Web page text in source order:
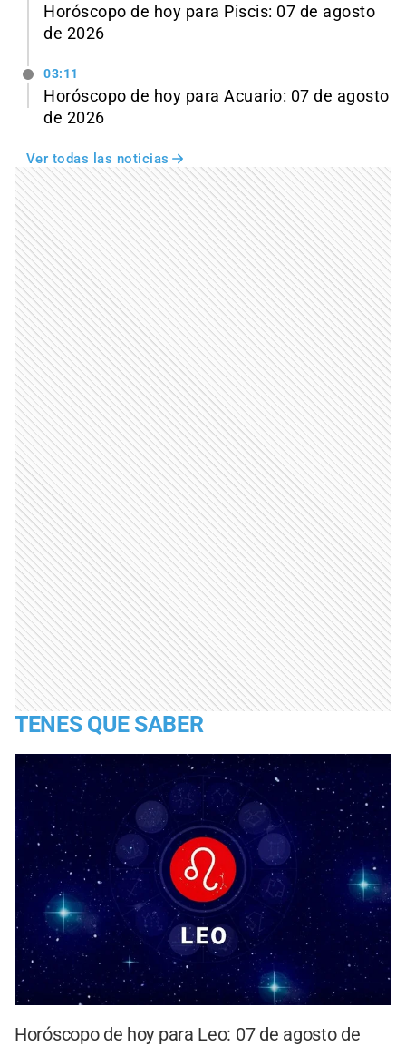
Horóscopo de hoy para Piscis: 07 de agosto
de 2026
03:11
Horóscopo de hoy para Acuario: 07 de agosto
de 2026
Ver todas las noticias
TENES QUE SABER
Horóscopo de hoy para Leo: 07 de agosto de